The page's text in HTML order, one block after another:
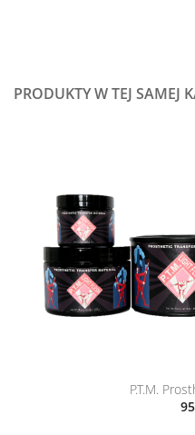
PRODUKTY W TEJ SAMEJ
P.T.M.